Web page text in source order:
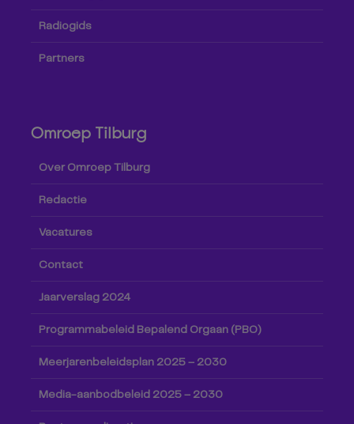
Radiogids
Partners
Omroep Tilburg
Over Omroep Tilburg
Redactie
Vacatures
Contact
Jaarverslag 2024
Programmabeleid Bepalend Orgaan (PBO)
Meerjarenbeleidsplan 2025 – 2030
Media-aanbodbeleid 2025 – 2030